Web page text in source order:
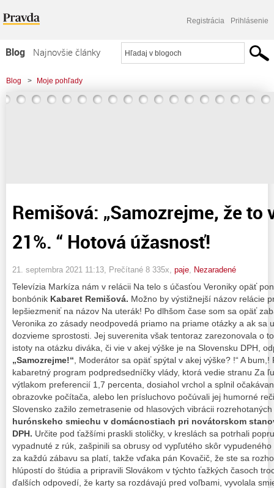
Registrácia Prihlásenie
Blog
Najnovšie články
Najčítanejšie články
Najkomentovanejšie články
Blog > Moje pohľady
> Remišová: „Samozrejme, že to viem. DPH je 21%. “ Hotová úžasnosť!
Remišová: „Samozrejme, že to
21%. “ Hotová úžasnosť!
21. septembra 2021 11:13 , Prečítané 8 335x, paje Nezaradené
Televízia Markíza nám v relácii Na telo s účasťou Veroniky opäť
bonbónik Kabaret Remišová. Možno by výstižnejší názov relácie
lepšiezmeniť na názov Na uterák! Po dlhšom čase som sa opäť
Veronika zo zásady neodpovedá priamo na priame otázky a ak sa
dozvieme sprostosti. Jej suverenita však tentoraz zarezonovala o
istoty na otázku diváka, či vie v akej výške je na Slovensku DPH,
„Samozrejme!“ , Moderátor sa opäť spýtal v akej výške? !“ A
kabaretný program podpredsedníčky vlády, ktorá vedie stranu Za
výtlakom preferencií 1,7 percenta, dosiahol vrchol a splnil
obrazovke počítača, alebo len prísluchovo počúvali jej humorné
Slovensko zažilo zemetrasenie od hlasových vibrácii
hurónskeho smiechu v domácnostiach pri novátorskom
DPH. Určite pod ťažšími praskli stoličky, v kreslách sa potrhali
vypadnuté z rúk, zašpinili sa obrusy od vypľutého skôr
za každú zábavu sa platí, takže vďaka pán Kovačič, že ste sa
hlúpostí do štúdia a pripravili Slovákom v týchto ťažkých časoch
ďalších odpovedí, že karty sa rozdávajú pred voľbami, vyvolala